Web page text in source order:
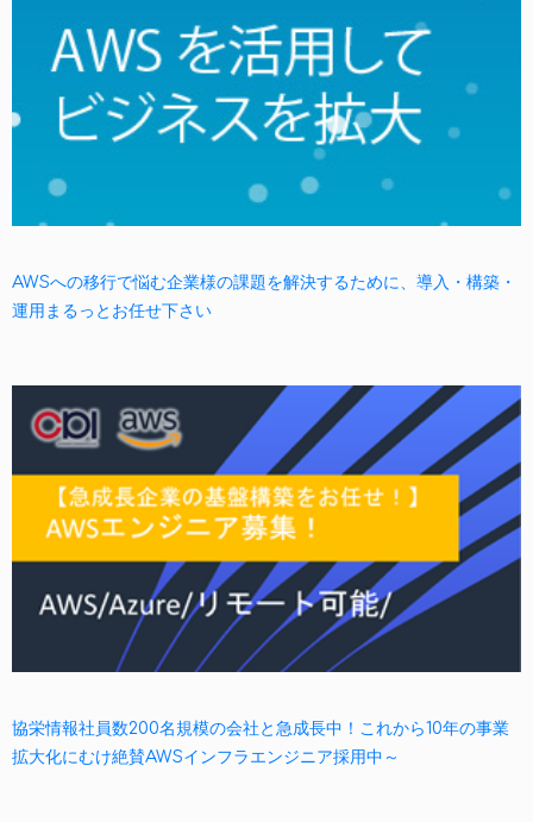
AWSへの移行で悩む企業様の課題を解決するために、導入・構築・
運用まるっとお任せ下さい
協栄情報社員数200名規模の会社と急成長中！これから10年の事業
拡大化にむけ絶賛AWSインフラエンジニア採用中～